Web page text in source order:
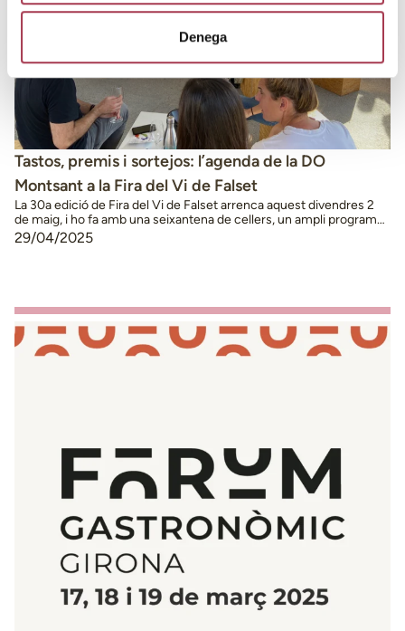
Denega
Tastos, premis i sortejos: l’agenda de la DO
Montsant a la Fira del Vi de Falset
La 30a edició de Fira del Vi de Falset arrenca aquest divendres 2
de maig, i ho fa amb una seixantena de cellers, un ampli programa
de tastos i activitats lligades al món del vi, a més de música i
gastronomia. Dins de l’agenda de la fira, la Denominació d’Origen
29/04/2025